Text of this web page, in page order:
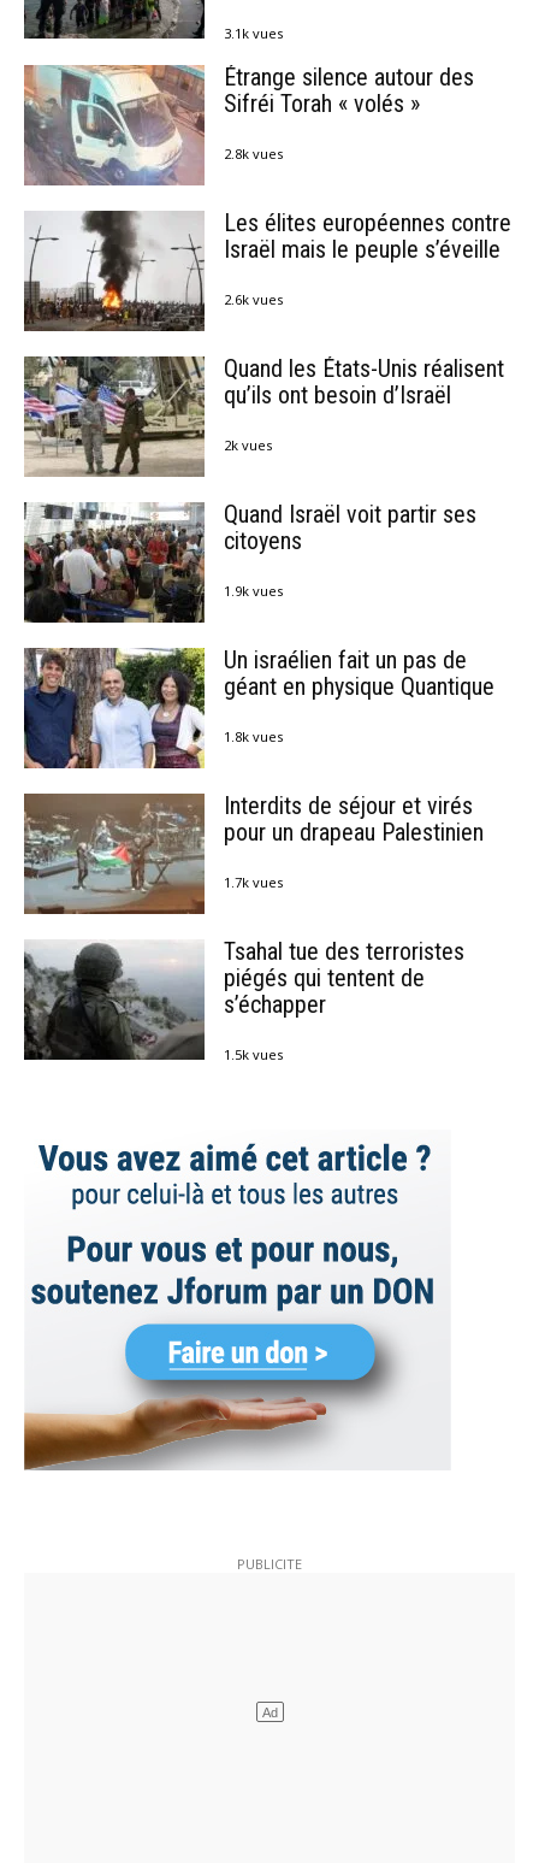
3.1k vues
Étrange silence autour des
Sifréi Torah « volés »
2.8k vues
Les élites européennes contre
Israël mais le peuple s’éveille
2.6k vues
Quand les États-Unis réalisent
qu’ils ont besoin d’Israël
2k vues
Quand Israël voit partir ses
citoyens
1.9k vues
Un israélien fait un pas de
géant en physique Quantique
1.8k vues
Interdits de séjour et virés
pour un drapeau Palestinien
1.7k vues
Tsahal tue des terroristes
piégés qui tentent de
s’échapper
1.5k vues